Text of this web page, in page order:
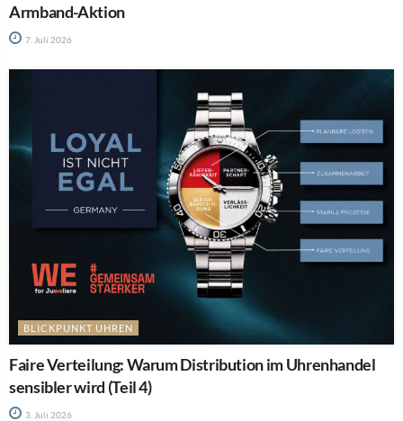
Armband-Aktion
7. Juli 2026
BLICKPUNKT UHREN
Faire Verteilung: Warum Distribution im Uhrenhandel
sensibler wird (Teil 4)
3. Juli 2026